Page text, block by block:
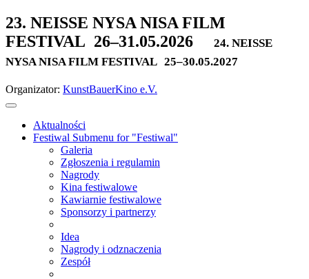
23. NEISSE NYSA NISA FILM
FESTIVAL 26–31.05.2026
24. NEISSE
NYSA NISA FILM FESTIVAL 25–30.05.2027
Organizator: KunstBauerKino e.V.
Aktualności
Festiwal Submenu for "Festiwal"
Galeria
Zgłoszenia i regulamin
Nagrody
Kina festiwalowe
Kawiarnie festiwalowe
Sponsorzy i partnerzy
Idea
Nagrody i odznaczenia
Zespół